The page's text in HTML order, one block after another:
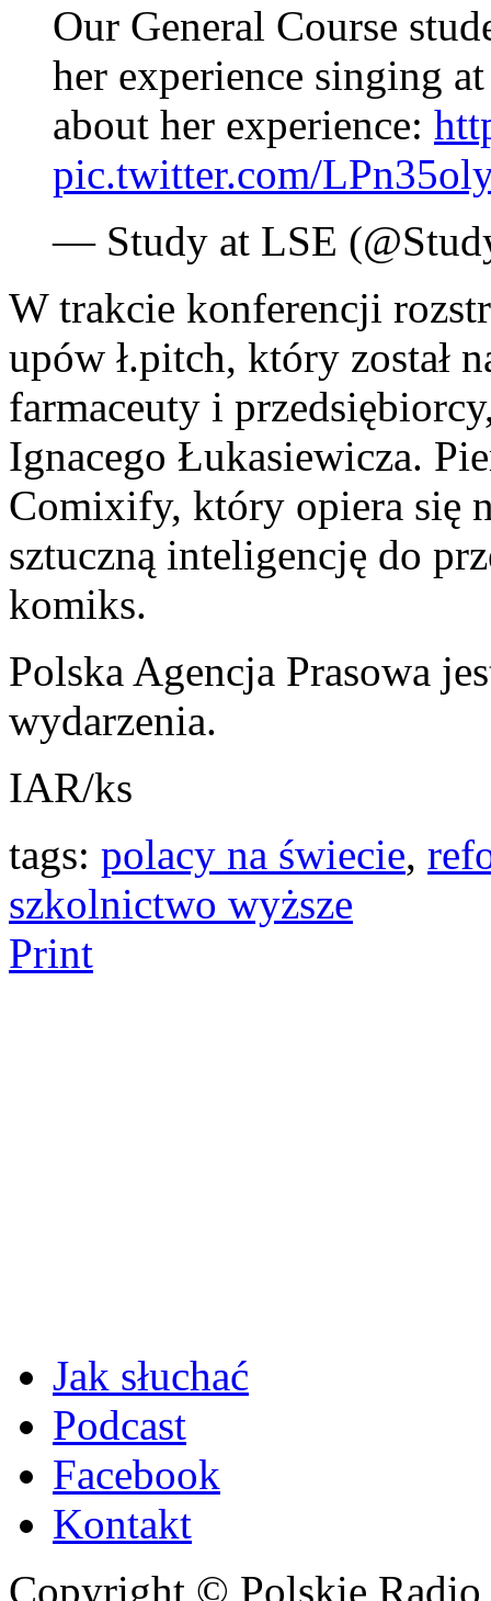
Our General Course
her experience singing
about her experience:
pic.twitter.com/
— Study at LSE
W trakcie konferencji
upów ł.pitch, który został
farmaceuty i
Ignacego Łukasiewicza.
Comixify, który opiera się
sztuczną inteligencję do
komiks.
Polska Agencja Prasowa
wydarzenia.
IAR/ks
tags: polacy na świecie,
szkolnictwo wyższe
Print
Jak słuchać
Podcast
Facebook
Kontakt
Copyright © Polskie